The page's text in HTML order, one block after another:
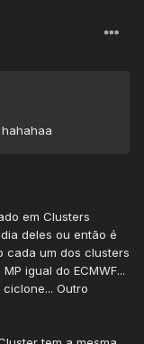
em Clusters
deles ou então é
cada um dos clusters
igual do ECMWF...
Outro